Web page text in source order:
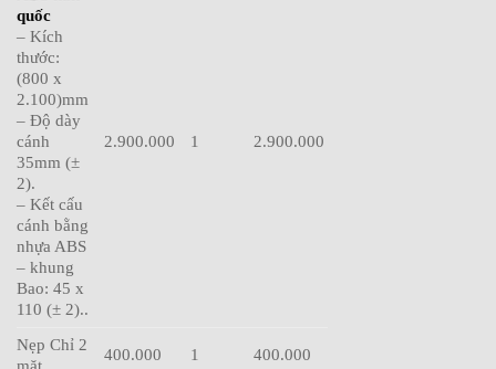
quốc
– Kích
thước:
(800 x
2.100)mm
– Độ dày
cánh
35mm (±
2).
– Kết cấu
cánh bằng
nhựa ABS
– khung
Bao: 45 x
110 (± 2)..
2.900.000 1 2.900.000
Nẹp Chỉ 2
400.000 1 400.000